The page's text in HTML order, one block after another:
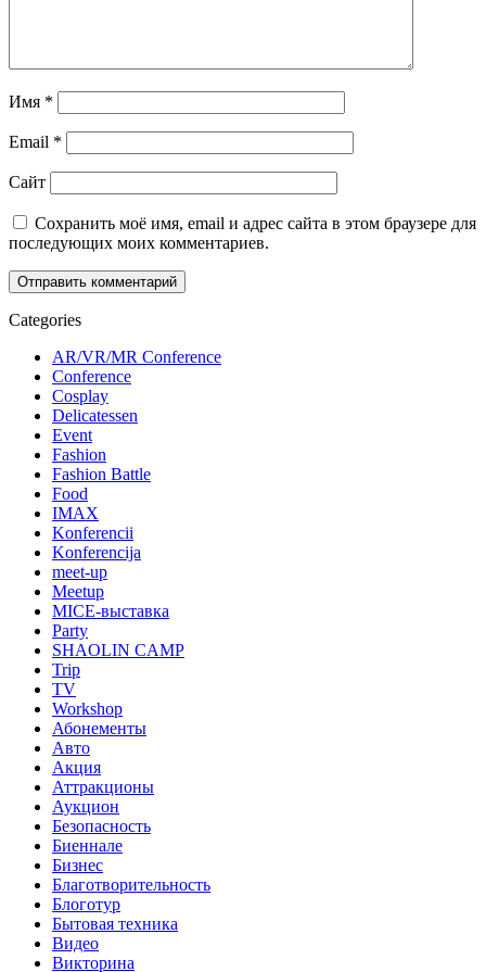
Имя *
Email *
Сайт
Сохранить моё имя, email и адрес сайта в этом браузере для
последующих моих комментариев.
Categories
AR/VR/MR Conference
Conference
Cosplay
Delicatessen
Event
Fashion
Fashion Battle
Food
IMAX
Konferencii
Konferencija
meet-up
Meetup
MICE-выставка
Party
SHAOLIN CAMP
Trip
TV
Workshop
Абонементы
Авто
Акция
Аттракционы
Аукцион
Безопасность
Биеннале
Бизнес
Благотворительность
Блоготур
Бытовая техника
Видео
Викторина